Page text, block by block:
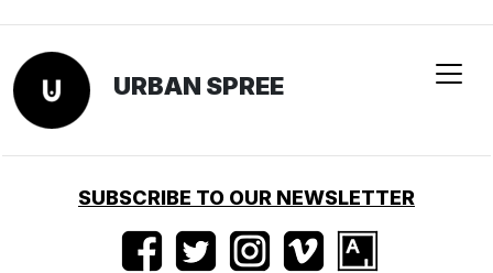
URBAN SPREE
SUBSCRIBE TO OUR NEWSLETTER